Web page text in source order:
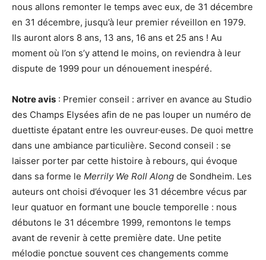
nous allons remonter le temps avec eux, de 31 décembre
en 31 décembre, jusqu’à leur premier réveillon en 1979.
Ils auront alors 8 ans, 13 ans, 16 ans et 25 ans ! Au
moment où l’on s’y attend le moins, on reviendra à leur
dispute de 1999 pour un dénouement inespéré.
Notre avis : Premier conseil : arriver en avance au Studio
des Champs Elysées afin de ne pas louper un numéro de
duettiste épatant entre les ouvreur·euses. De quoi mettre
dans une ambiance particulière. Second conseil : se
laisser porter par cette histoire à rebours, qui évoque
dans sa forme le Merrily We Roll Along de Sondheim. Les
auteurs ont choisi d’évoquer les 31 décembre vécus par
leur quatuor en formant une boucle temporelle : nous
débutons le 31 décembre 1999, remontons le temps
avant de revenir à cette première date. Une petite
mélodie ponctue souvent ces changements comme